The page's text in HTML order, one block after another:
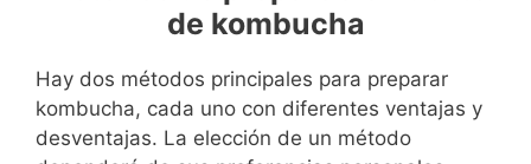
de kombucha
Hay dos métodos principales para preparar
kombucha, cada uno con diferentes ventajas y
desventajas. La elección de un método